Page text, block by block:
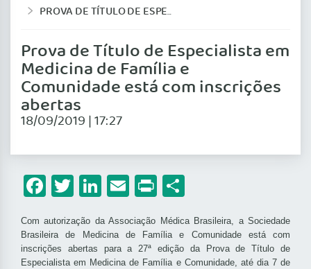
PROVA DE TÍTULO DE ESPECIALISTA EM MEDICINA DE FAMÍLIA E COMUNIDADE ESTÁ COM INSCRIÇÕES ABERTAS
Prova de Título de Especialista em
Medicina de Família e
Comunidade está com inscrições
abertas
18/09/2019 | 17:27
Facebook
Twitter
LinkedIn
Email
Print
Com autorização da Associação Médica Brasileira, a Sociedade
Brasileira de Medicina de Família e Comunidade está com
inscrições abertas para a 27ª edição da Prova de Título de
Especialista em Medicina de Família e Comunidade, até dia 7 de